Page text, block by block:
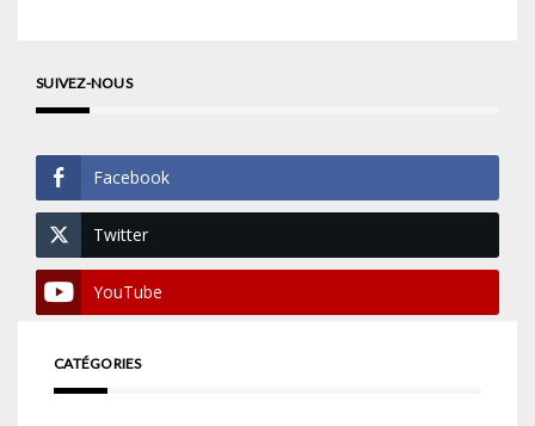
SUIVEZ-NOUS
Facebook
Twitter
YouTube
CATÉGORIES